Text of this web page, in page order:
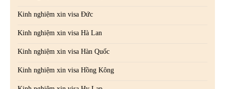
Kinh nghiệm xin visa Đức
Kinh nghiệm xin visa Hà Lan
Kinh nghiệm xin visa Hàn Quốc
Kinh nghiệm xin visa Hồng Kông